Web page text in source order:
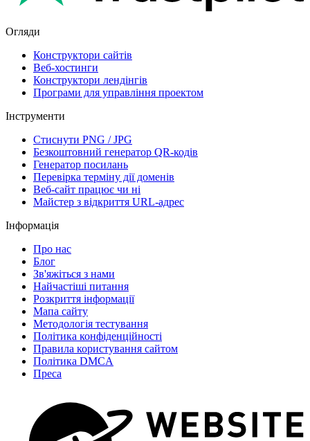
Огляди
Конструктори сайтів
Веб-хостинги
Конструктори лендінгів
Програми для управління проектом
Інструменти
Стиснути PNG / JPG
Безкоштовний генератор QR-кодів
Генератор посилань
Перевірка терміну дії доменів
Веб-сайт працює чи ні
Майстер з відкриття URL-aдрес
Інформація
Про нас
Блог
Зв'яжіться з нами
Найчастіші питання
Розкриття інформації
Мапа сайту
Методологія тестування
Політика конфіденційності
Правила користування сайтом
Політика DMCA
Преса